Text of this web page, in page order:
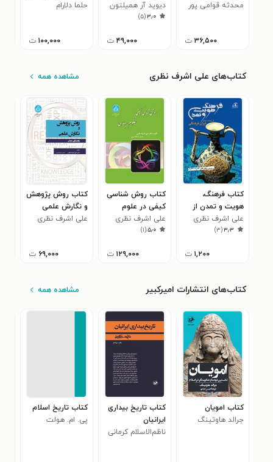
ارز دیجیتال در
محدثه قوامی پور
۳۶,۵۰۰ ت
را شفا دهد (خلاصه
کتاب)
دیوید آر همیلتون
۳٫۰(۵)
۴۹,۰۰۰ ت
پنجاه تا چهارصد
حلما دلارام
۱۰۰,۰۰۰ ت
کتاب‌های علی اشرف نظری مشاهده همه
کتاب فرهنگ،
هویت و تمدن از
چشم انداز ایران
فرهنگی
علی اشرف نظری
۳٫۳(۳)
۱,۲۰۰ ت
کتاب روش شناسی
کیفی در علوم
سیاسی
علی اشرف نظری
۵٫۰(۱)
۱۲۹,۰۰۰ ت
کتاب روش پژوهش
و نگارش علمی
علی اشرف نظری
۶۹,۰۰۰ ت
کتاب‌های انتشارات امیرکبیر مشاهده همه
کتاب امویان
جرالد هاوتینگ
کتاب تاریخ بیداری
ایرانیان
ناظم‌الاسلام کرمانی
کتاب تاریخ اسلام
پی. ام. هولت